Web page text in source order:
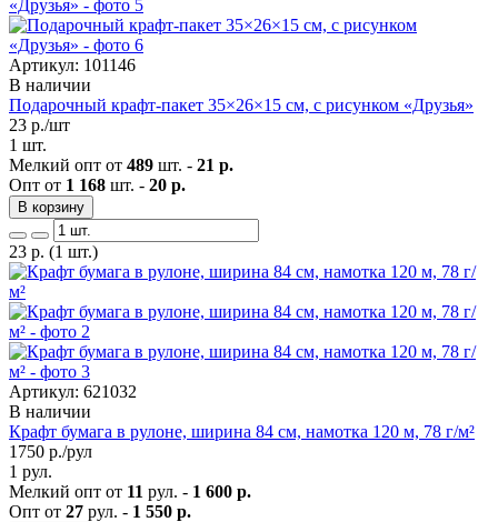
Артикул: 101146
В наличии
Подарочный крафт-пакет 35×26×15 см, с рисунком «Друзья»
23 р./шт
1 шт.
Мелкий опт от 489 шт. - 21 р.
Опт от 1 168 шт. - 20 р.
В корзину
23 р. (1 шт.)
Артикул: 621032
В наличии
Крафт бумага в рулоне, ширина 84 см, намотка 120 м, 78 г/м²
1750 р./рул
1 рул.
Мелкий опт от 11 рул. - 1 600 р.
Опт от 27 рул. - 1 550 р.